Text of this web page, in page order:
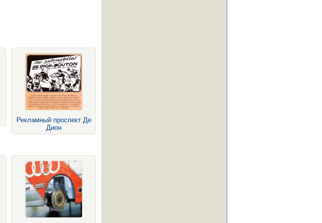
Рекламный проспект Де
Дион